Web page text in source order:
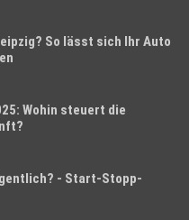
So lässt sich Ihr Auto
Wohin steuert die
- Start-Stopp-